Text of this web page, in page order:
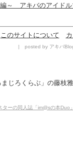
～ アキバのアイド
このサイトについて
| posted by アキバ
まじろくらぶ」の藤枝
ターの同人誌「im@sの本Duo